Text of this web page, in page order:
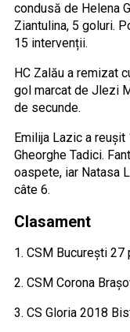
condusă de Helena
Ziantulina, 5 goluri.
15 intervenții.
HC Zalău a remizat
gol marcat de Jlezi
de secunde.
Emilija Lazic a
Gheorghe Tadici.
oaspete, iar Natasa
câte 6.
Clasament
1. CSM București 27
2. CSM Corona
3. CS Gloria 2018